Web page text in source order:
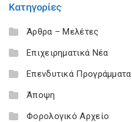
Κατηγορίες
Άρθρα – Μελέτες
Επιχειρηματικά Νέα
Επενδυτικά Προγράμματα
Άποψη
Φορολογικό Αρχείο